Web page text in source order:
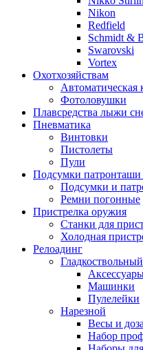
Nikon
Redfield
Schmidt &
Swarovski
Vortex
Охотхозяйствам
Автоматическая
Фотоловушки
Плавсредства лыжи
Пневматика
Винтовки
Пистолеты
Пули
Подсумки
Подсумки и
Ремни погонные
Пристрелка оружия
Станки для
Холодная
Релоадинг
Гладкоствольный
Машинки
Пулелейки
Нарезной
Весы и
Набор